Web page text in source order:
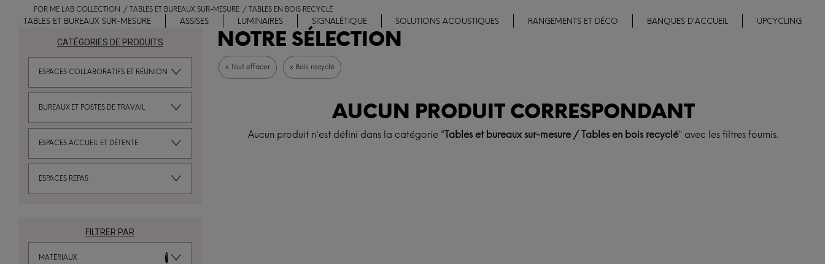
FOR ME LAB COLLECTION TABLES ET BUREAUX SUR-MESURE TABLES EN BOIS RECYCLÉ
TABLES ET BUREAUX SUR-MESURE ASSISES LUMINAIRES SIGNALÉTIQUE SOLUTIONS ACOUSTIQUES RANGEMENTS ET DÉCO BANQUES D'ACCUEIL UPCYCLING
CATÉGORIES DE PRODUITS
ESPACES COLLABORATIFS ET RÉUNION
BUREAUX ET POSTES DE TRAVAIL
ESPACES ACCUEIL ET DÉTENTE
ESPACES REPAS
FILTRER PAR
MATÉRIAUX 1
NOTRE SÉLECTION
x Tout effacer x Bois recyclé
AUCUN PRODUIT CORRESPONDANT
Aucun produit n'est défini dans la catégorie "Tables et bureaux sur-mesure / Tables en bois recyclé" avec les filtres fournis